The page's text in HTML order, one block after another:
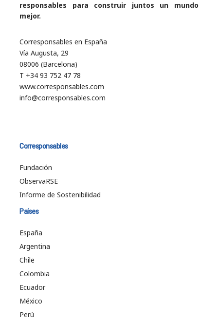
responsables para construir juntos un mundo
mejor.
Corresponsables en España
Vía Augusta, 29
08006 (Barcelona)
T +34 93 752 47 78
www.corresponsables.com
info@corresponsables.com
Corresponsables
Fundación
ObservaRSE
Informe de Sostenibilidad
Países
España
Argentina
Chile
Colombia
Ecuador
México
Perú